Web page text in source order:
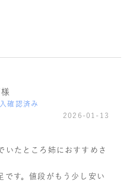
確認済み
2026-01-13
いたところ姉におすすめさ
です。値段がもう少し安い